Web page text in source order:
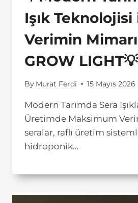
Işık Teknolojisi
Verimin
GROW LIGHT💡
By Murat Ferdi 15 Mayıs 2026
Modern Tarımda Sera
Üretimde Maksimum
seralar, raflı üretim
hidroponik…